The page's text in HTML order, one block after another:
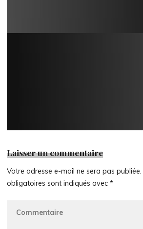
Laisser un commentaire
Votre adresse e-mail ne sera pas publiée.
obligatoires sont indiqués avec*